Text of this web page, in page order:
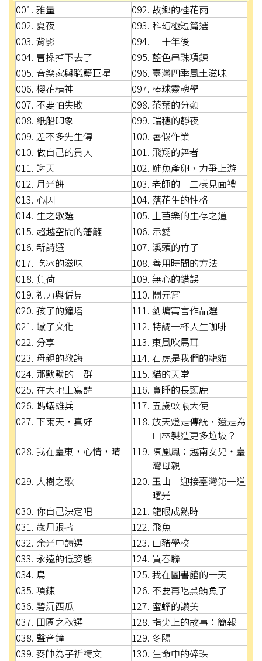
001. 雅量
092. 故鄉的桂花雨
002. 夏夜
093. 科幻極短篇選
003. 背影
094. 二十年後
004. 曹操掉下去了
095. 藍色串珠項鍊
005. 音樂家與職籃巨星
096. 臺灣四季風土滋味
006. 櫻花精神
097. 棒球靈魂學
007. 不要怕失敗
098. 茶葉的分類
008. 紙船印象
099. 瑞穗的靜夜
009. 差不多先生傳
100. 暑假作業
010. 做自己的貴人
101. 飛翔的舞者
011. 謝天
102. 鮭魚產卵，力爭上游
012. 月光餅
103. 老師的十二樣見面禮
013. 心囚
104. 落花生的性格
014. 生之歌選
105. 土芭樂的生存之道
015. 超越空間的藩籬
106. 示愛
016. 新詩選
107. 溪頭的竹子
017. 吃冰的滋味
108. 善用時間的方法
018. 負荷
109. 無心的錯誤
019. 視力與偏見
110. 鬧元宵
020. 孩子的鐘塔
111. 劉墉寓言作品選
021. 蠍子文化
112. 特調一杯人生咖啡
022. 分享
113. 東風吹馬耳
023. 母親的教誨
114. 石虎是我們的龍貓
024. 那默默的一群
115. 貓的天堂
025. 在大地上寫詩
116. 貪睡的長頸鹿
026. 螞蟻雄兵
117. 五歲蚊帳大使
027. 下雨天，真好
118. 放天燈是傳統，還是為
山林製造更多垃圾？
028. 我在臺東，心情，晴
119. 陳凰鳳：越南女兒‧臺
灣母親
029. 大樹之歌
120. 玉山－迎接臺灣第一道
曙光
030. 你自己決定吧
121. 龍眼成熟時
031. 歲月跟著
122. 飛魚
032. 余光中詩選
123. 山豬學校
033. 永遠的低姿態
124. 買春聯
034. 鳥
125. 我在圖書館的一天
035. 項鍊
126. 不要再吃黑鮪魚了
036. 碧沉西瓜
127. 蜜蜂的讚美
037. 田園之秋選
128. 指尖上的故事：簡報
038. 聲音鐘
129. 冬陽
039. 麥帥為子祈禱文
130. 生命中的碎珠